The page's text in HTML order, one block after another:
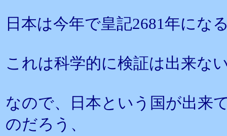
日本は今年で皇記2681年にな
これは科学的に検証は出来な
なので、日本という国が出来
のだろう、